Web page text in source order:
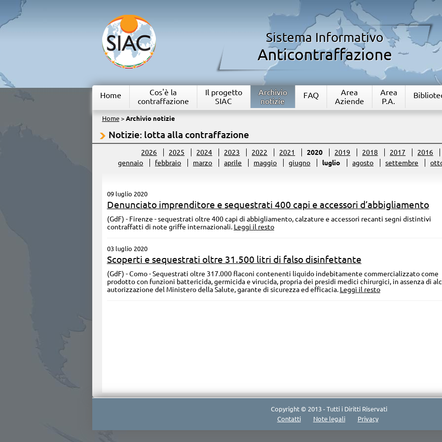
Sistema Informativo
Anticontraffazione
Home
Cos'è la
contraffazione
Il progetto
SIAC
Archivio
notizie
FAQ
Area
Aziende
Area
P.A.
Home> Archivio notizie
Notizie: lotta alla contraffazione
2026 2025 2024 2023 2022 2021 2020 2019 2018 2017
2016
gennaio
febbraio marzo aprile maggio giugno luglio agosto settembre
09 luglio 2020
Denunciato imprenditore e sequestrati 400 capi e accessori d’abbigliamento
(GdF) - Firenze - sequestrati oltre 400 capi di abbigliamento, calzature e accessori recanti segni distintivi
contraffatti di note griffe internazionali. Leggi il resto
03 luglio 2020
Scoperti e sequestrati oltre 31.500 litri di falso disinfettante
(GdF) - Como - Sequestrati oltre 317.000 flaconi contenenti liquido indebitamente commercializzato come
prodotto con funzioni battericida, germicida e virucida, propria dei presidi medici chirurgici, in assenza di
autorizzazione del Ministero della Salute, garante di sicurezza ed efficacia. Leggi il resto
Copyright © 2013 - Tutti i Diritti Riservati
Contatti
Note legali Privacy